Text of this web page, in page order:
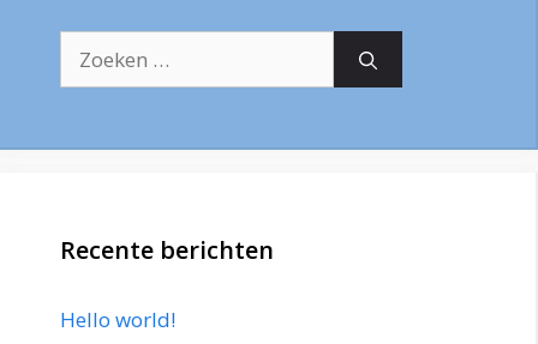
naar:
Recente berichten
Hello world!